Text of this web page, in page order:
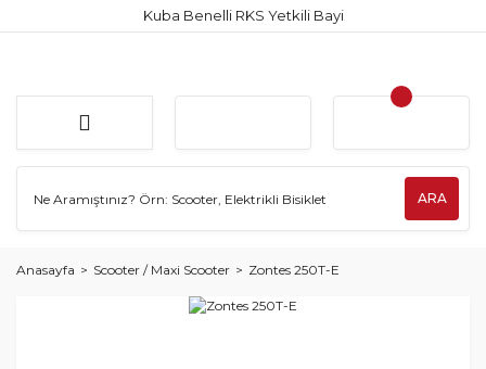
Kuba Benelli RKS Yetkili Bayi
ARA
Anasayfa Scooter / Maxi Scooter Zontes 250T-E